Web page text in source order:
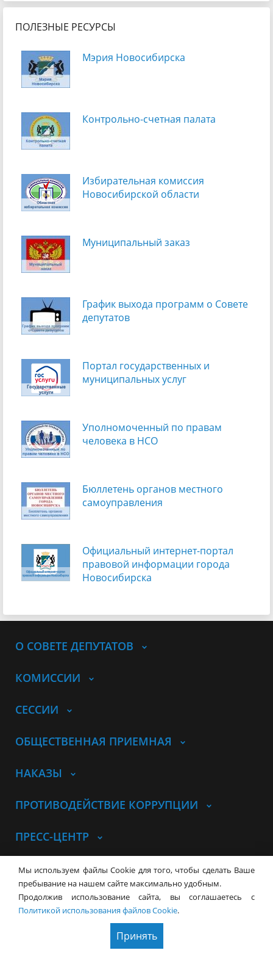
ПОЛЕЗНЫЕ РЕСУРСЫ
Мэрия Новосибирска
Контрольно-счетная палата
Избирательная комиссия
Новосибирской области
Муниципальный заказ
График выхода программ о Cовете
депутатов
Портал государственных и
муниципальных услуг
Уполномоченный по правам
человека в НСО
Бюллетень органов местного
самоуправления
Официальный интернет-портал
правовой информации города
Новосибирска
О СОВЕТЕ ДЕПУТАТОВ
КОМИССИИ
СЕССИИ
ОБЩЕСТВЕННАЯ ПРИЕМНАЯ
НАКАЗЫ
ПРОТИВОДЕЙСТВИЕ КОРРУПЦИИ
ПРЕСС-ЦЕНТР
© Совет депутатов города
НовосибирскаКонтакты Карта сайта
630099, г. Новосибирск, Красный
проспект, 34
Мы используем файлы Cookie для того, чтобы сделать Ваше
пребывание на нашем сайте максимально удобным.
Продолжив использование сайта, вы соглашаетесь с
Политикой использования файлов Cookie.
Принять